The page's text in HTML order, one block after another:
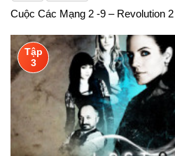
Cuộc Các Mạng 2 -9 – Revolution
Tập
3